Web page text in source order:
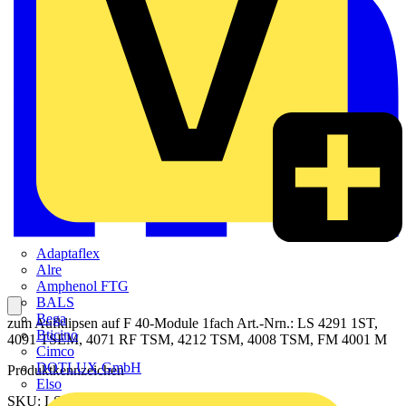
Adaptaflex
Alre
Amphenol FTG
BALS
Bega
Bticino
Cimco
DOTLUX GmbH
Elso
zum Aufklipsen auf F 40-Module 1fach Art.-Nrn.: LS 4291 1ST,
4091 TSEM, 4071 RF TSM, 4212 TSM, 4008 TSM, FM 4001 M
Produktkennzeichen
SKU: LS401TSASWM